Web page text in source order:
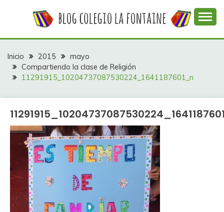
COLEGIO LA
FONTAINE
colegio La Fontaine
Inicio 2015
mayo
Compartiendo la clase de Religión
11291915_10204737087530224_1641187601_n